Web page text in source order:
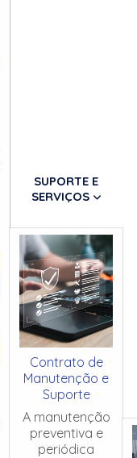
SUPORTE E
SERVIÇOS
Contrato de
Manutenção e
Suporte
A manutenção
preventiva e
periódica